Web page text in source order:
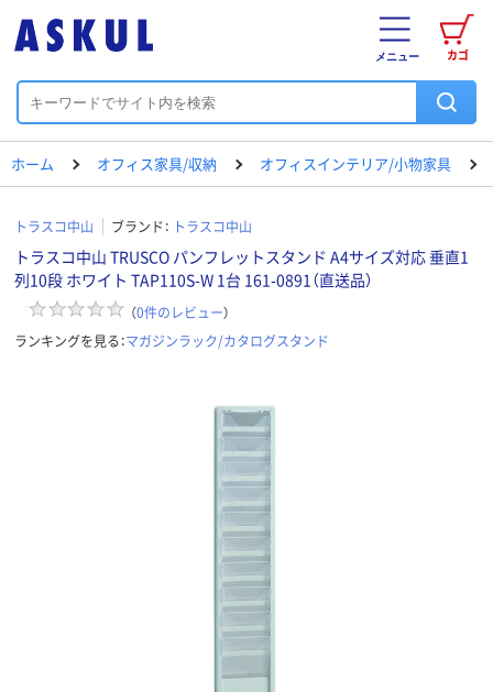
カゴ
メニュー
ホーム オフィス家具/収納 オフィスインテリア/小物家具
トラスコ中山 ブランド： トラスコ中山
トラスコ中山 TRUSCO パンフレットスタンド A4サイズ対応 垂直1
列10段 ホワイト TAP110S-W 1台 161-0891（直送品）
（0件のレビュー）
ランキングを見る：マガジンラック/カタログスタンド